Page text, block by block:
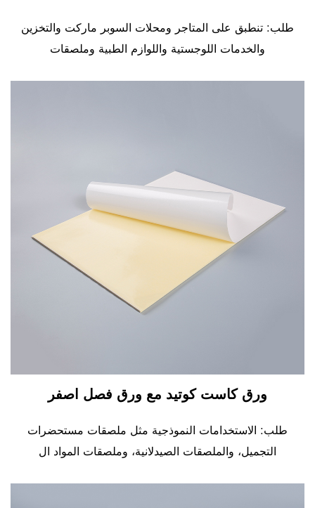
طلب: تنطبق على المتاجر ومحلات السوبر ماركت والتخزين
والخدمات اللوجستية واللوازم الطبية وملصقات
ورق كاست كوتيد مع ورق فصل اصفر
طلب: الاستخدامات النموذجية مثل ملصقات مستحضرات
التجميل، والملصقات الصيدلانية، وملصقات المواد ال